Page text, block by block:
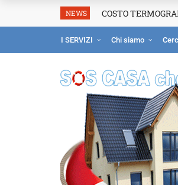
NEWS COSTO
I SERVIZI Chi siamo